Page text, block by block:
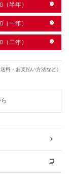
半年）
一年）
二年）
料・お支払い方法など）